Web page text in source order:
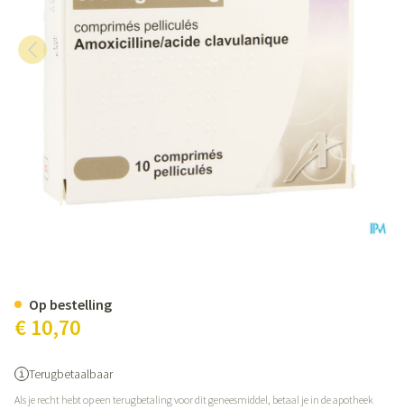
€ 10,70
Terugbetaalbaar
Als je recht hebt op een terugbetaling voor dit geneesmiddel, betaal je in de apotheek
Op bestelling